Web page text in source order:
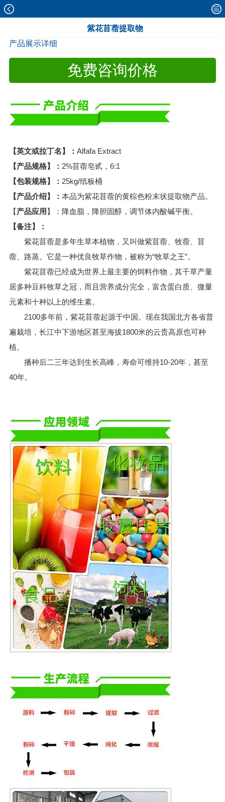
紫花苜蓿提取物
产品展示详细
免费咨询价格
【英文或拉丁名】： Alfafa Extract
【产品规格】： 2%苜蓿皂甙，6:1
【包装规格】： 25kg/纸板桶
【产品介绍】： 本品为紫花苜蓿的黄棕色粉末状提取物产品。
【产品应用 】：降血脂，降胆固醇，调节体内酸碱平衡。
【备注】：
紫花苜蓿是多年生草本植物，又叫做紫苜蓿、牧蓿、苜
蓿、路蒸。它是一种优良牧草作物，被称为“牧草之王”。
紫花苜蓿已经成为世界上最主要的饲料作物，其干草产量
居多种豆科牧草之冠，而且营养成分完全，富含蛋白质、微量
元素和十种以上的维生素。
2100多年前，紫花苜蓿起源于中国。现在我国北方各省普
遍栽培，长江中下游地区甚至海拔1800米的云贵高原也可种
植。
播种后二三年达到生长高峰，寿命可维持10-20年，甚至
40年。